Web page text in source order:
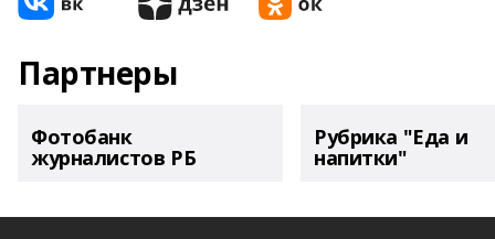
Партнеры
Фотобанк
журналистов РБ
Рубрика "Еда и
напитки"